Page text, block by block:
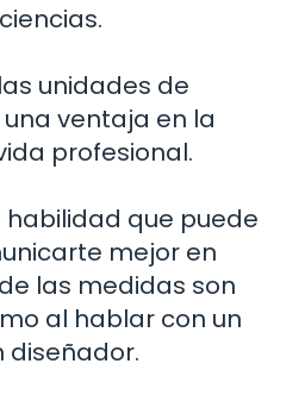
unidades de
ventaja en la
profesional.
habilidad que puede
mejor en
las medidas son
al hablar con un
diseñador.